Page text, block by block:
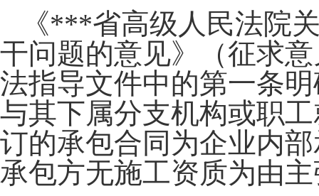
《***省高级人民法院
干问题的意见》（征求
法指导文件中的第一条
与其下属分支机构或职
订的承包合同为企业内
承包方无施工资质为由